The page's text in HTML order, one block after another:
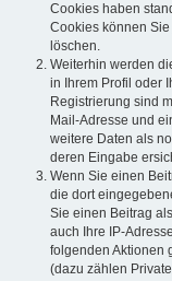
Cookies haben
Cookies können
löschen.
Weiterhin werden
in Ihrem Profil oder
Registrierung sind
Mail-Adresse und
weitere Daten als
deren Eingabe
Wenn Sie einen
die dort
Sie einen Beitrag
auch Ihre IP-
folgenden Aktionen
(dazu zählen